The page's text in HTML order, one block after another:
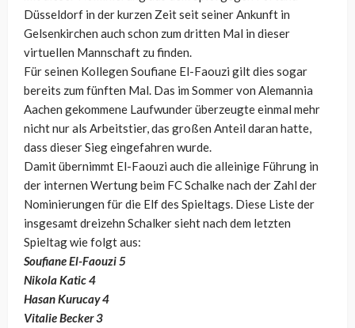
Düsseldorf in der kurzen Zeit seit seiner Ankunft in
Gelsenkirchen auch schon zum dritten Mal in dieser
virtuellen Mannschaft zu finden.
Für seinen Kollegen Soufiane El-Faouzi gilt dies sogar
bereits zum fünften Mal. Das im Sommer von Alemannia
Aachen gekommene Laufwunder überzeugte einmal mehr
nicht nur als Arbeitstier, das großen Anteil daran hatte,
dass dieser Sieg eingefahren wurde.
Damit übernimmt El-Faouzi auch die alleinige Führung in
der internen Wertung beim FC Schalke nach der Zahl der
Nominierungen für die Elf des Spieltags. Diese Liste der
insgesamt dreizehn Schalker sieht nach dem letzten
Spieltag wie folgt aus:
Soufiane El-Faouzi 5
Nikola Katic 4
Hasan Kurucay 4
Vitalie Becker 3